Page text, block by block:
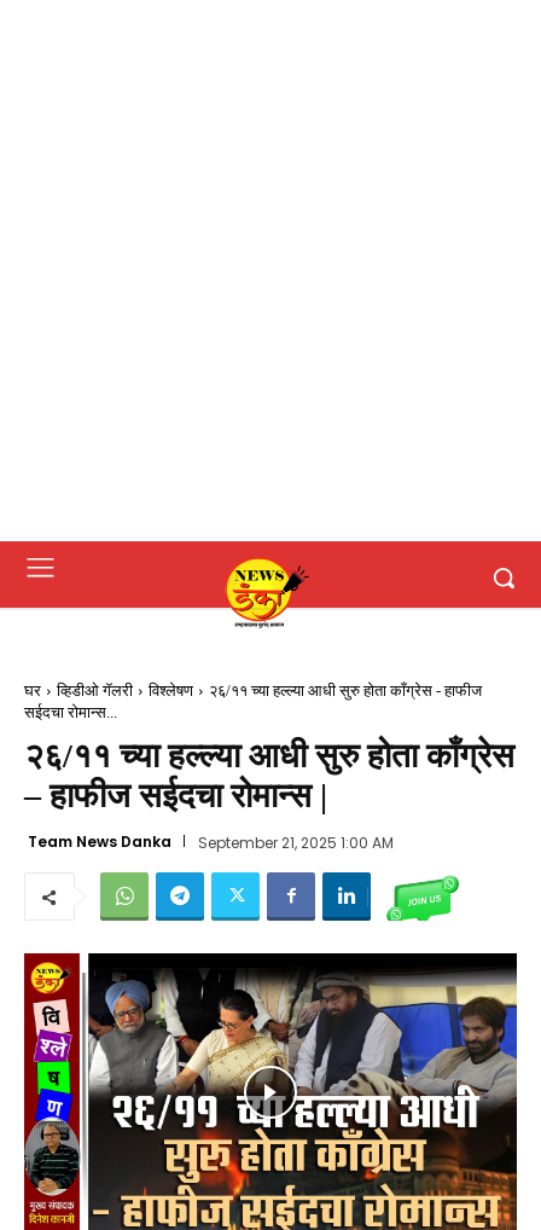
घर व्हिडीओ गॅलरी विश्लेषण
२६/११ च्या हल्ल्या आधी सुरु होता काँग्रेस - हाफीज
सईदचा रोमान्स...
२६/११ च्या हल्ल्या आधी सुरु होता काँग्रेस
– हाफीज सईदचा रोमान्स |
Team News Danka September 21, 2025 1:00 AM